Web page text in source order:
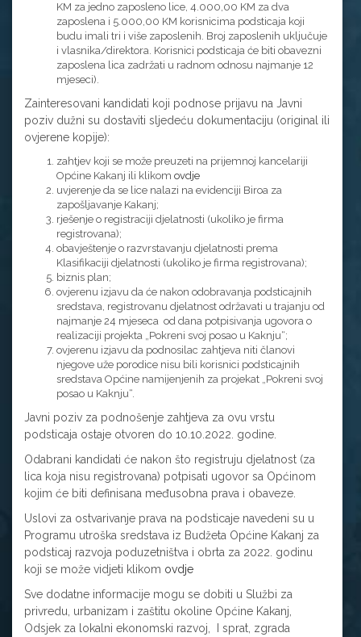
KM za jedno zaposleno lice, 4.000,00 KM za dva
zaposlena i 5.000,00 KM korisnicima podsticaja koji
budu imali tri i više zaposlenih. Broj zaposlenih uključuje
i vlasnika/direktora. Korisnici podsticaja će biti obavezni
zaposlena lica zadržati u radnom odnosu najmanje 12
mjeseci).
Zainteresovani kandidati koji podnose prijavu na Javni
poziv dužni su dostaviti sljedeću dokumentaciju (original ili
ovjerene kopije):
zahtjev koji se može preuzeti na prijemnoj kancelariji
Općine Kakanj ili klikom ovdje
uvjerenje da se lice nalazi na evidenciji Biroa za
zapošljavanje Kakanj;
rješenje o registraciji djelatnosti (ukoliko je firma
registrovana);
obavještenje o razvrstavanju djelatnosti prema
Klasifikaciji djelatnosti (ukoliko je firma registrovana);
biznis plan;
ovjerenu izjavu da će nakon odobravanja podsticajnih
sredstava, registrovanu djelatnost održavati u trajanju od
najmanje 24 mjeseca od dana potpisivanja ugovora o
realizaciji projekta „Pokreni svoj posao u Kaknju“;
ovjerenu izjavu da podnosilac zahtjeva niti članovi
njegove uže porodice nisu bili korisnici podsticajnih
sredstava Općine namijenjenih za projekat „Pokreni svoj
posao u Kaknju“.
Javni poziv za podnošenje zahtjeva za ovu vrstu
podsticaja ostaje otvoren do 10.10.2022. godine.
Odabrani kandidati će nakon što registruju djelatnost (za
lica koja nisu registrovana) potpisati ugovor sa Općinom
kojim će biti definisana međusobna prava i obaveze.
Uslovi za ostvarivanje prava na podsticaje navedeni su u
Programu utroška sredstava iz Budžeta Općine Kakanj za
podsticaj razvoja poduzetništva i obrta za 2022. godinu
koji se može vidjeti klikom ovdje
Sve dodatne informacije mogu se dobiti u Službi za
privredu, urbanizam i zaštitu okoline Općine Kakanj,
Odsjek za lokalni ekonomski razvoj, I sprat, zgrada